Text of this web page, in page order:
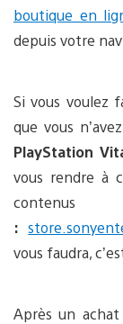
boutique en
depuis votre
Si vous voulez
que vous
PlayStation
vous rendre à
:
vous faudra,
Après un